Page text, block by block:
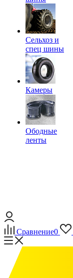
Сельхоз и
спец шины
Камеры
Ободные
ленты
Сравнение0